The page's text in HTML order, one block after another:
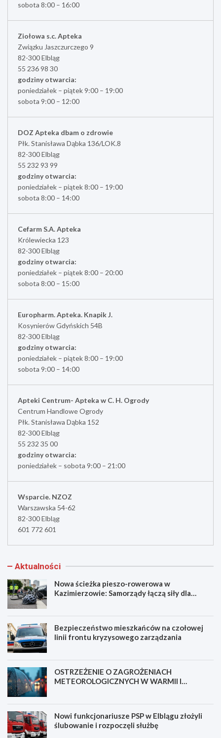
sobota 8:00 – 16:00
Ziołowa s.c. Apteka
Związku Jaszczurczego 9
82-300 Elbląg
55 236 98 30
godziny otwarcia:
poniedziałek – piątek 9:00 – 19:00
sobota 9:00 – 12:00
DOZ Apteka dbam o zdrowie
Płk. Stanisława Dąbka 136/LOK.8
82-300 Elbląg
55 232 93 99
godziny otwarcia:
poniedziałek – piątek 8:00 – 19:00
sobota 8:00 – 14:00
Cefarm S.A. Apteka
Królewiecka 123
82-300 Elbląg
godziny otwarcia:
poniedziałek – piątek 8:00 – 20:00
sobota 8:00 – 15:00
Europharm. Apteka. Knapik J.
Kosynierów Gdyńskich 54B
82-300 Elbląg
godziny otwarcia:
poniedziałek – piątek 8:00 – 19:00
sobota 9:00 – 14:00
Apteki Centrum- Apteka w C. H. Ogrody
Centrum Handlowe Ogrody
Płk. Stanisława Dąbka 152
82-300 Elbląg
55 232 35 00
godziny otwarcia:
poniedziałek – sobota 9:00 – 21:00
Wsparcie. NZOZ
Warszawska 54-62
82-300 Elbląg
601 772 601
Aktualności
Nowa ścieżka pieszo-rowerowa w
Kazimierzowie: Samorządy łączą siły dla
Bezpieczeństwo mieszkańców na czołowej
linii frontu kryzysowego zarządzania
OSTRZEŻENIE O ZAGROŻENIACH
METEOROLOGICZNYCH W WARMII I
Nowi funkcjonariusze PSP w Elblągu złożyli
ślubowanie i rozpoczęli służbę